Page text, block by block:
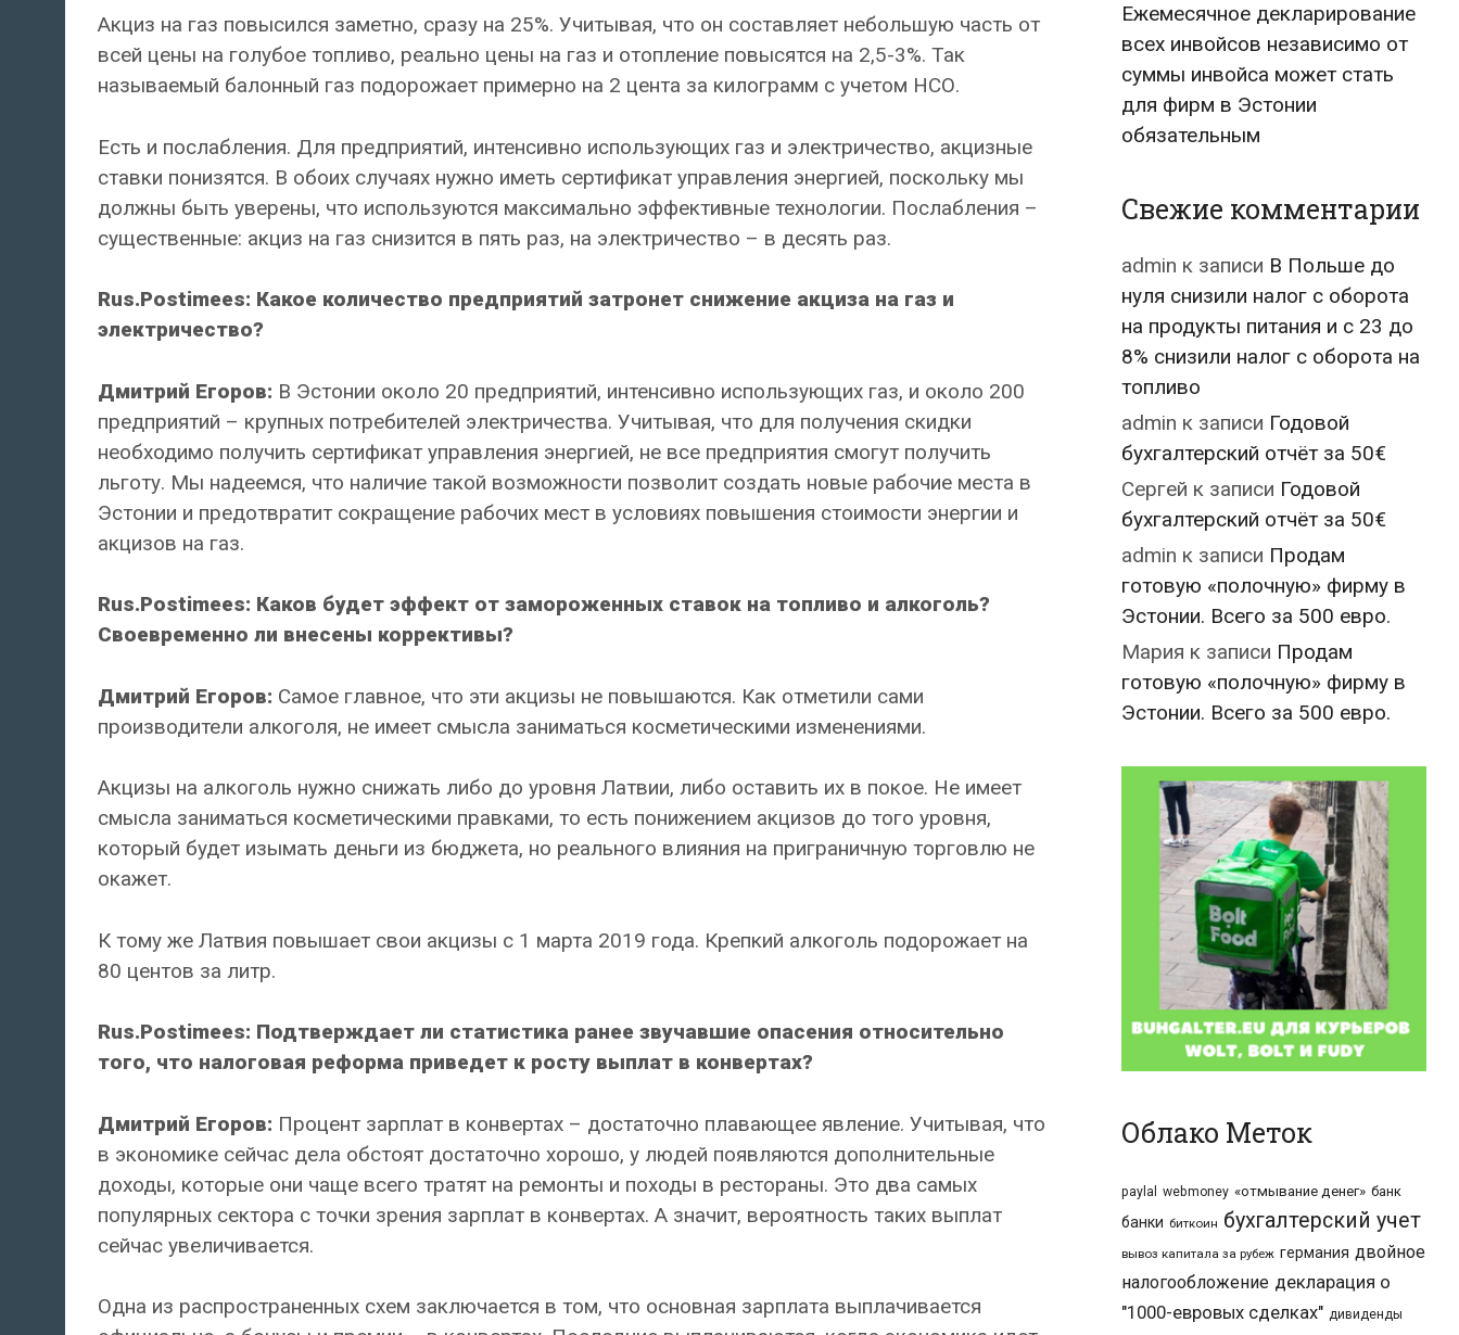
Акциз на газ повысился заметно, сразу на 25%. Учитывая, что он составляет небольшую часть от
всей цены на голубое топливо, реально цены на газ и отопление повысятся на 2,5-3%. Так
называемый балонный газ подорожает примерно на 2 цента за килограмм с учетом НСО.
Есть и послабления. Для предприятий, интенсивно использующих газ и электричество, акцизные
ставки понизятся. В обоих случаях нужно иметь сертификат управления энергией, поскольку мы
должны быть уверены, что используются максимально эффективные технологии. Послабления –
существенные: акциз на газ снизится в пять раз, на электричество – в десять раз.
Rus.Postimees: Какое количество предприятий затронет снижение акциза на газ и
электричество?
Дмитрий Егоров: В Эстонии около 20 предприятий, интенсивно использующих газ, и около 200
предприятий – крупных потребителей электричества. Учитывая, что для получения скидки
необходимо получить сертификат управления энергией, не все предприятия смогут получить
льготу. Мы надеемся, что наличие такой возможности позволит создать новые рабочие места в
Эстонии и предотвратит сокращение рабочих мест в условиях повышения стоимости энергии и
акцизов на газ.
Rus.Postimees: Каков будет эффект от замороженных ставок на топливо и алкоголь?
Своевременно ли внесены коррективы?
Дмитрий Егоров: Самое главное, что эти акцизы не повышаются. Как отметили сами
производители алкоголя, не имеет смысла заниматься косметическими изменениями.
Акцизы на алкоголь нужно снижать либо до уровня Латвии, либо оставить их в покое. Не имеет
смысла заниматься косметическими правками, то есть понижением акцизов до того уровня,
который будет изымать деньги из бюджета, но реального влияния на приграничную торговлю не
окажет.
К тому же Латвия повышает свои акцизы с 1 марта 2019 года. Крепкий алкоголь подорожает на
80 центов за литр.
Rus.Postimees: Подтверждает ли статистика ранее звучавшие опасения относительно
того, что налоговая реформа приведет к росту выплат в конвертах?
Дмитрий Егоров: Процент зарплат в конвертах – достаточно плавающее явление. Учитывая, что
в экономике сейчас дела обстоят достаточно хорошо, у людей появляются дополнительные
доходы, которые они чаще всего тратят на ремонты и походы в рестораны. Это два самых
популярных сектора с точки зрения зарплат в конвертах. А значит, вероятность таких выплат
сейчас увеличивается.
Одна из распространенных схем заключается в том, что основная зарплата выплачивается
Ежемесячное декларирование
всех инвойсов независимо от
суммы инвойса может стать
для фирм в Эстонии
обязательным
Свежие комментарии
admin к записи В Польше до
нуля снизили налог с оборота
на продукты питания и с 23 до
8% снизили налог с оборота на
топливо
admin к записи Годовой
бухгалтерский отчёт за 50€
Сергей к записи Годовой
бухгалтерский отчёт за 50€
admin к записи Продам
готовую «полочную» фирму в
Эстонии. Всего за 500 евро.
Мария к записи Продам
готовую «полочную» фирму в
Эстонии. Всего за 500 евро.
Облако Меток
paylal webmoney «отмывание денег» банк
банки биткоин бухгалтерский учет
вывоз капитала за рубеж германия двойное
налогообложение декларация о
"1000-евровых сделках" дивиденды